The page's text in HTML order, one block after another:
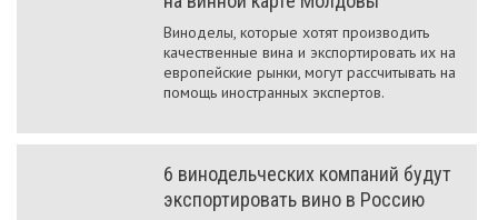
Виноделы, которые хотят производить
качественные вина и экспортировать их на
европейские рынки, могут рассчитывать на
помощь иностранных экспертов.
6 винодельческих компаний будут
экспортировать вино в Россию